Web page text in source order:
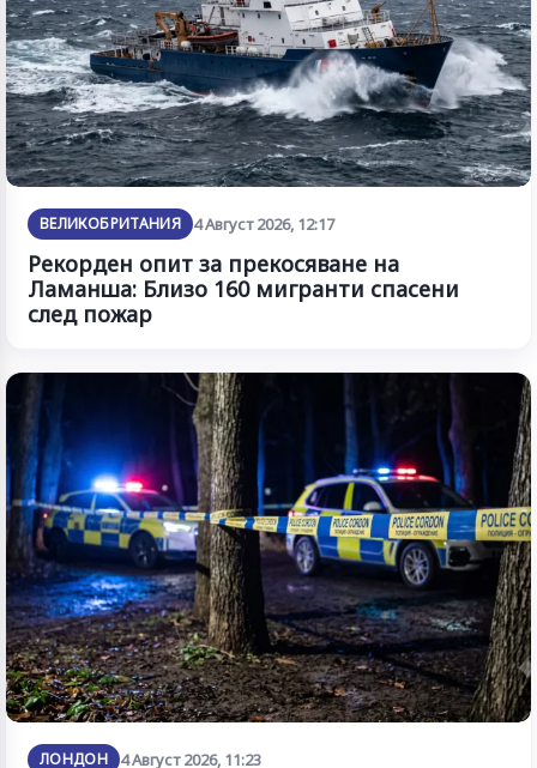
ВЕЛИКОБРИТАНИЯ 4 Август 2026, 12:17
Рекорден опит за прекосяване на
Ламанша: Близо 160 мигранти спасени
след пожар
ЛОНДОН 4 Август 2026, 11:23